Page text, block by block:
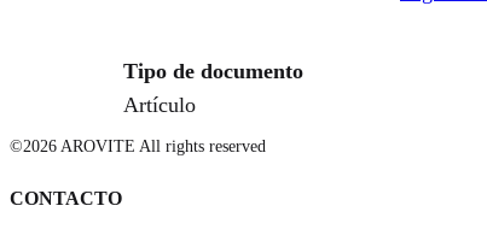
Tipo de documento
Artículo
©2026 AROVITE All rights reserved
CONTACTO